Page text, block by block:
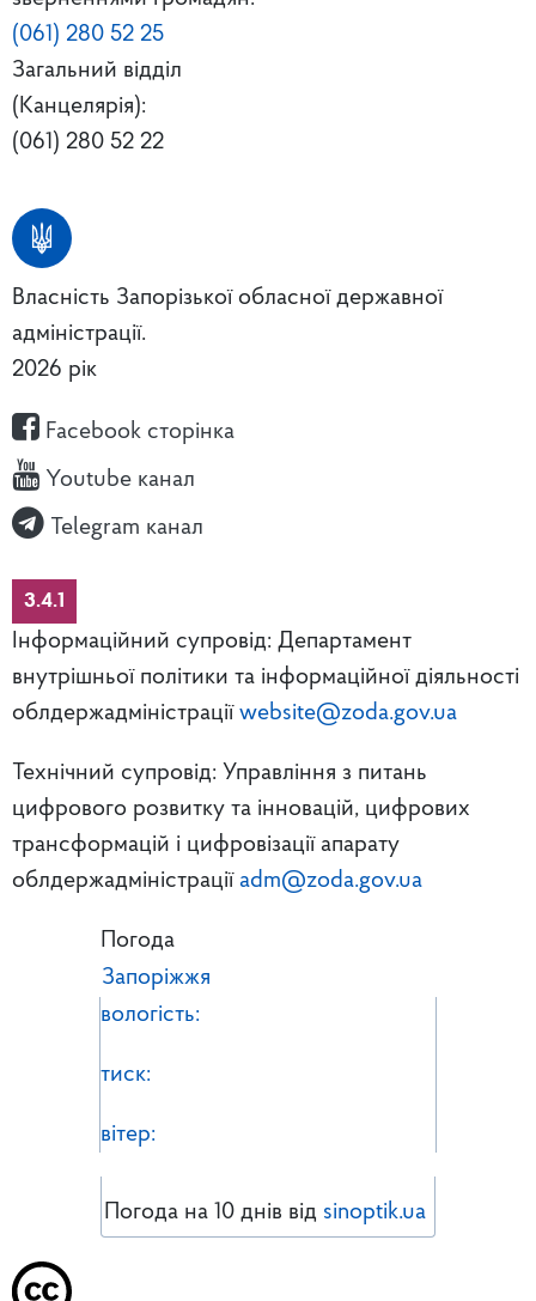
(061) 280 52 25
Загальний відділ
(Канцелярія):
(061) 280 52 22
Власність Запорізької обласної державної
адміністрації.
2026 рік
Facebook сторінка
Youtube канал
Telegram канал
3.4.1
Інформаційний супровід: Департамент
внутрішньої політики та інформаційної діяльності
облдержадміністрації website@zoda.gov.ua
Технічний супровід: Управління з питань
цифрового розвитку та інновацій, цифрових
трансформацій і цифровізації апарату
облдержадміністрації adm@zoda.gov.ua
Погода
Запоріжжя
вологість:
тиск:
вітер:
Погода на 10 днів від sinoptik.ua